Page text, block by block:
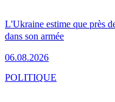
L'Ukraine estime que près
dans son armée
06.08.2026
POLITIQUE